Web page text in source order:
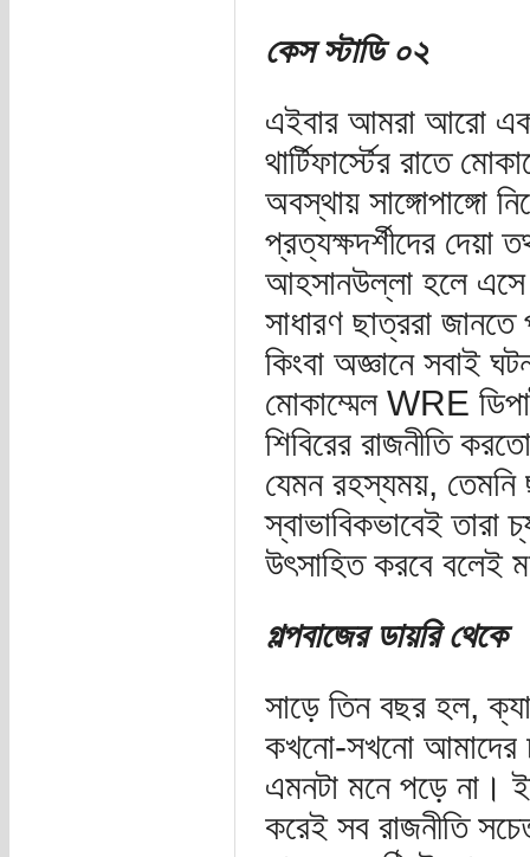
কেস স্টাডি ০২
এইবার আমরা আরো
থার্টিফার্স্টের রাতে
অবস্থায় সাঙ্গোপাঙ্গো
প্রত্যক্ষদর্শীদের
আহসানউল্লা হলে
সাধারণ ছাত্ররা
কিংবা অজ্ঞানে সবাই
মোকাম্মেল WRE
শিবিরের রাজনীতি
যেমন রহস্যময়, তেমনি
স্বাভাবিকভাবেই
উৎসাহিত করবে বলেই
গল্পবাজের ডায়রি থেকে
সাড়ে তিন বছর হল,
কখনো-সখনো আমাদের
এমনটা মনে পড়ে না।
করেই সব রাজনীতি